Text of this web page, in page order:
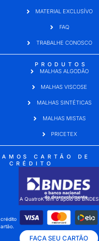
MATERIAL EXCLUSÍVO
FAQ
TRABALHE CONOSCO
PRODUTOS
MALHAS ALGODÃO
MALHAS VISCOSE
MALHAS SINTÉTICAS
MALHAS MISTAS
PRICETEX
CARTÃO DE
CRÉDITO
A QuatroK tem o apoio do BNDES
FAÇA SEU CARTÃO